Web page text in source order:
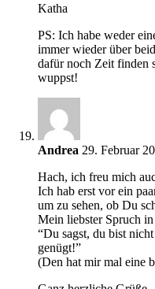
Katha
PS: Ich habe weder
immer wieder über
dafür noch Zeit finden
wuppst!
Andrea 29. Februar
Hach, ich freu mich
Ich hab erst vor ein
um zu sehen, ob Du
Mein liebster Spruch
“Du sagst, du bist
genügt!”
(Den hat mir mal eine